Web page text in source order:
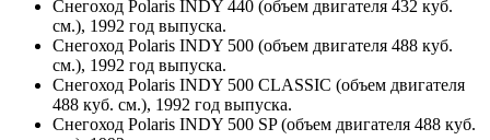
Снегоход Polaris INDY 440 (объем двигателя 432 куб.
см.), 1992 год выпуска.
Снегоход Polaris INDY 500 (объем двигателя 488 куб.
см.), 1992 год выпуска.
Снегоход Polaris INDY 500 CLASSIC (объем двигателя
488 куб. см.), 1992 год выпуска.
Снегоход Polaris INDY 500 SP (объем двигателя 488 куб.